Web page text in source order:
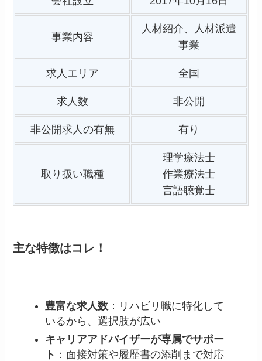
事業内容
人材紹介、人材派遣
事業
求人エリア 全国
求人数 非公開
非公開求人の有無 有り
取り扱い職種
理学療法士
作業療法士
言語聴覚士
主な特徴はコレ！
豊富な求人数 ：リハビリ職に特化して
いるから、選択肢が広い
キャリアアドバイザーが専属でサポー
ト ：面接対策や履歴書の添削まで対応